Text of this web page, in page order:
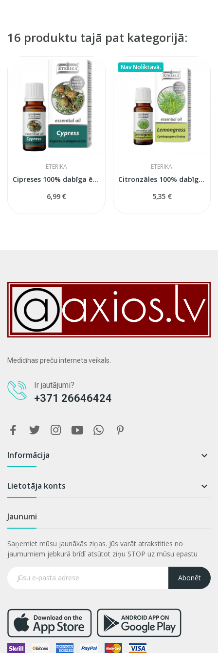
16 produktu tajā pat kategorijā:
ETERIKA
Cipreses 100% dabīga ēteriskā eļļa (Cupressus...
6,99 €
Nav Noliktavā.
ETERIKA
Citronzāles 100% dabīga ēteriskā eļļa...
5,35 €
Medicīnas preču interneta veikals.
Ir jautājumi?
+371 26646424
Informācija 
Lietotāja konts 
Jaunumi
Saņemiet mūsu jaunākās ziņas. Jūs varāt atrakstities no
jaumumiem jebkurā brīdī atsūtot ziņu STOP uz mūsu epastu
Abonēt